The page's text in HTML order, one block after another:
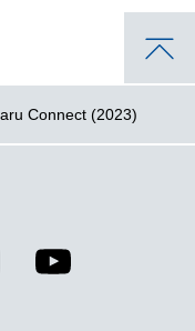
Connect (2023)